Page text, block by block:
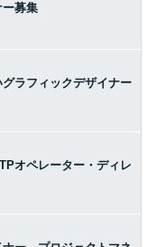
募集
ラフィックデザイナー
オペレーター・ディレ